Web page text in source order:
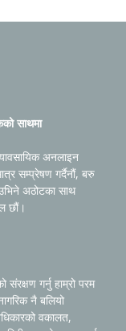
साथमा
अनलाइन
सम्प्रेषण गर्दैनौं, बरु
अठोटका साथ
छौं।
गर्नु हाम्रो परम
नै बलियो
वकालत,